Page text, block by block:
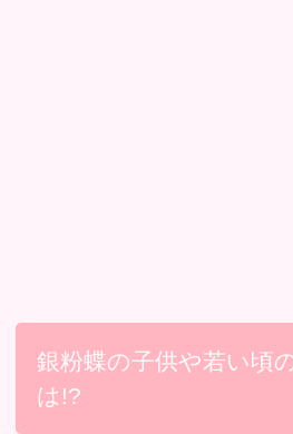
銀粉蝶の子供や若い頃
は!?